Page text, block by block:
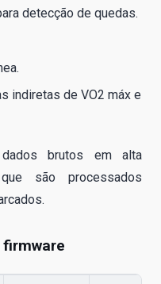
detecção de quedas.
indiretas de VO2 máx e
brutos em alta
são processados